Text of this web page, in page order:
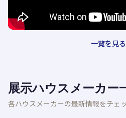
一覧を見る
展示ハウスメーカー
各ハウスメーカーの最新情報をチェ